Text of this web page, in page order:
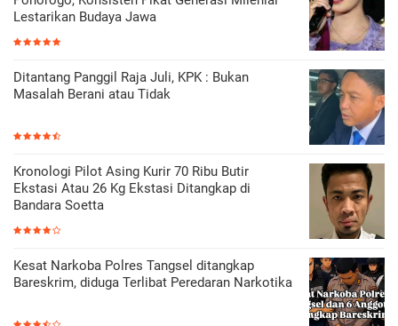
Lestarikan Budaya Jawa
Ditantang Panggil Raja Juli, KPK : Bukan
Masalah Berani atau Tidak
Kronologi Pilot Asing Kurir 70 Ribu Butir
Ekstasi Atau 26 Kg Ekstasi Ditangkap di
Bandara Soetta
Kesat Narkoba Polres Tangsel ditangkap
Bareskrim, diduga Terlibat Peredaran Narkotika